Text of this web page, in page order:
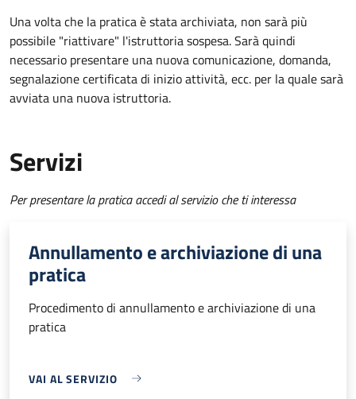
Una volta che la pratica è stata archiviata, non sarà più
possibile "riattivare" l'istruttoria sospesa. Sarà quindi
necessario presentare una nuova comunicazione, domanda,
segnalazione certificata di inizio attività, ecc. per la quale sarà
avviata una nuova istruttoria.
Servizi
Per presentare la pratica accedi al servizio che ti interessa
Annullamento e archiviazione di una
pratica
Procedimento di annullamento e archiviazione di una
pratica
VAI AL SERVIZIO